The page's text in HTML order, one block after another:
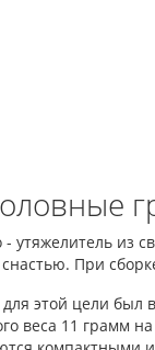
- утяжелитель из
При
этой цели был
веса 11 грамм